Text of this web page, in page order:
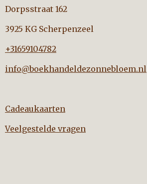
Dorpsstraat 162
3925 KG Scherpenzeel
+31659104782
info@boekhandeldezonnebloem.nl
Cadeaukaarten
Veelgestelde vragen